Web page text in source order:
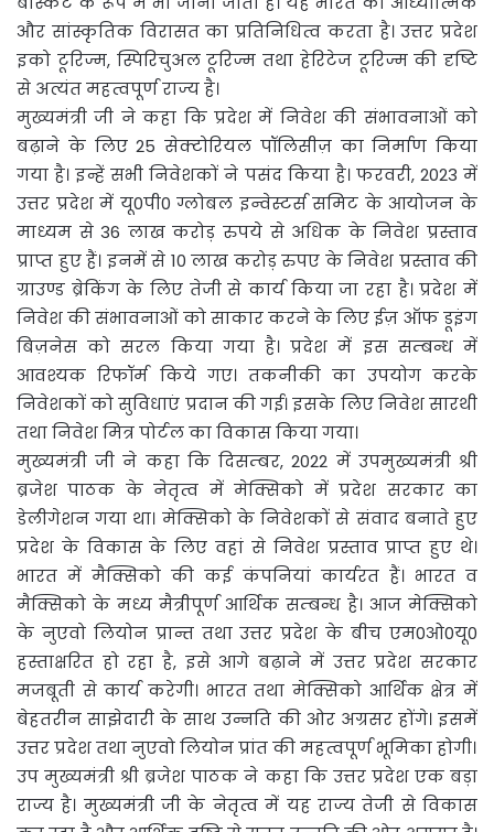
और सांस्कृतिक विरासत का प्रतिनिधित्व करता है। उत्तर प्रदेश
इको टूरिज्म, स्पिरिचुअल टूरिज्म तथा हेरिटेज टूरिज्म की दृष्टि
से अत्यंत महत्वपूर्ण राज्य है।
मुख्यमंत्री जी ने कहा कि प्रदेश में निवेश की संभावनाओं को
बढ़ाने के लिए 25 सेक्टोरियल पॉलिसीज़ का निर्माण किया
गया है। इन्हें सभी निवेशकों ने पसंद किया है। फरवरी, 2023 में
उत्तर प्रदेश में यू0पी0 ग्लोबल इन्वेस्टर्स समिट के आयोजन के
माध्यम से 36 लाख करोड़ रुपये से अधिक के निवेश प्रस्ताव
प्राप्त हुए हैं। इनमें से 10 लाख करोड़ रुपए के निवेश प्रस्ताव की
ग्राउण्ड ब्रेकिंग के लिए तेजी से कार्य किया जा रहा है। प्रदेश में
निवेश की संभावनाओं को साकार करने के लिए ईज़ ऑफ डूइंग
बिज़नेस को सरल किया गया है। प्रदेश में इस सम्बन्ध में
आवश्यक रिफॉर्म किये गए। तकनीकी का उपयोग करके
निवेशकों को सुविधाएं प्रदान की गई। इसके लिए निवेश सारथी
तथा निवेश मित्र पोर्टल का विकास किया गया।
मुख्यमंत्री जी ने कहा कि दिसम्बर, 2022 में उपमुख्यमंत्री श्री
ब्रजेश पाठक के नेतृत्व में मेक्सिको में प्रदेश सरकार का
डेलीगेशन गया था। मेक्सिको के निवेशकों से संवाद बनाते हुए
प्रदेश के विकास के लिए वहां से निवेश प्रस्ताव प्राप्त हुए थे।
भारत में मैक्सिको की कई कंपनियां कार्यरत हैं। भारत व
मैक्सिको के मध्य मैत्रीपूर्ण आर्थिक सम्बन्ध है। आज मेक्सिको
के नुएवो लियोन प्रान्त तथा उत्तर प्रदेश के बीच एम0ओ0यू0
हस्ताक्षरित हो रहा है, इसे आगे बढ़ाने में उत्तर प्रदेश सरकार
मजबूती से कार्य करेगी। भारत तथा मेक्सिको आर्थिक क्षेत्र में
बेहतरीन साझेदारी के साथ उन्नति की ओर अग्रसर होंगे। इसमें
उत्तर प्रदेश तथा नुएवो लियोन प्रांत की महत्वपूर्ण भूमिका होगी।
उप मुख्यमंत्री श्री ब्रजेश पाठक ने कहा कि उत्तर प्रदेश एक बड़ा
राज्य है। मुख्यमंत्री जी के नेतृत्व में यह राज्य तेजी से विकास